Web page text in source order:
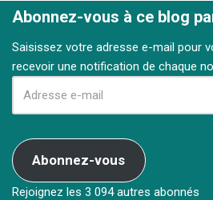
Abonnez-vous à ce blog
Saisissez votre adresse e-mail pour
recevoir une notification de chaque
Abonnez-vous
Rejoignez les 3 094 autres abonnés